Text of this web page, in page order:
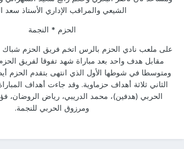
الشيعي والمراقب الإداري الأستاذ سعد
الحزم * النجمة
على ملعب نادي الحزم بالرس اتخم فريق الحزم شباك
مقابل هدف واحد بعد مباراة شهد تفوقا لفريق
الثاني ثلاثة أهداف حزماوية. وقد جاءت أهداف
الحربي (هدفين)، محمد الدريبي، رياض الروضان،
ومرزوق الحربي للنجمة.